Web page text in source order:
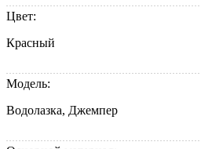
Цвет:
Красный
Модель:
Водолазка, Джемпер